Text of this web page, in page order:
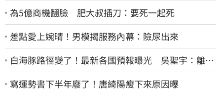
為5億商機翻臉 肥大叔插刀：要死一起死
差點愛上婉晴！男模揭服務內幕：險尿出來
白海豚路徑變了！最新各國預報曝光 吳聖宇：離台
灣又更近一點
寫運勢書下半年廢了！唐綺陽瘦下來原因曝